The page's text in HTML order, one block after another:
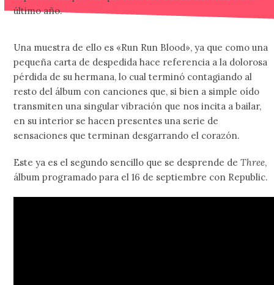
último año.
Una muestra de ello es «Run Run Blood», ya que como una
pequeña carta de despedida hace referencia a la dolorosa
pérdida de su hermana, lo cual terminó contagiando al
resto del álbum con canciones que, si bien a simple oído
transmiten una singular vibración que nos incita a bailar,
en su interior se hacen presentes una serie de
sensaciones que terminan desgarrando el corazón.
Este ya es el segundo sencillo que se desprende deThree,
álbum programado para el 16 de septiembre con Republic.